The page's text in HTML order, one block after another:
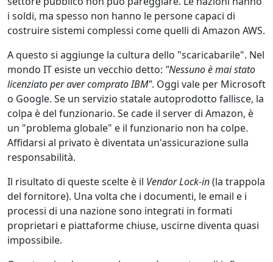
i soldi, ma spesso non hanno le persone capaci di
costruire sistemi complessi come quelli di Amazon AWS.
A questo si aggiunge la cultura dello "scaricabarile". Nel
mondo IT esiste un vecchio detto: "Nessuno è mai stato
licenziato per aver comprato IBM". Oggi vale per Microsoft
o Google. Se un servizio statale autoprodotto fallisce, la
colpa è del funzionario. Se cade il server di Amazon, è
un "problema globale" e il funzionario non ha colpe.
Affidarsi al privato è diventata un'assicurazione sulla
responsabilità.
Il risultato di queste scelte è il Vendor Lock-in(la trappola
del fornitore). Una volta che i documenti, le email e i
processi di una nazione sono integrati in formati
proprietari e piattaforme chiuse, uscirne diventa quasi
impossibile.